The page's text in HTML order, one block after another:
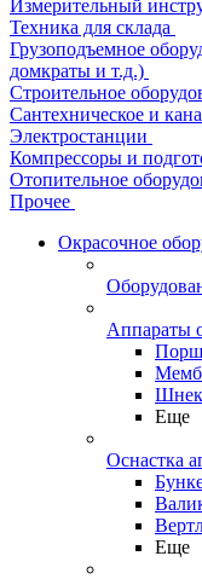
Измерительный
Техника для склада
Грузоподъемное
домкраты и т.д.)
Строительное
Сантехническое и
Электростанции
Компрессоры и
Отопительное
Прочее
Окрасочное
Аппараты
Еще
Оснастка
Еще